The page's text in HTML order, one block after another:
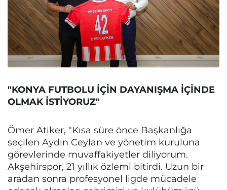
"KONYA FUTBOLU İÇİN DAYANIŞMA İÇİNDE
OLMAK İSTİYORUZ"
Ömer Atiker, "Kısa süre önce Başkanlığa
seçilen Aydın Ceylan ve yönetim kuruluna
görevlerinde muvaffakiyetler diliyorum.
Akşehirspor, 21 yıllık özlemi bitirdi. Uzun bir
aradan sonra profesyonel ligde mücadele